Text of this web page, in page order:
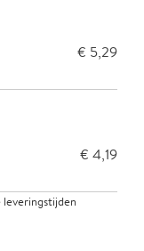
€ 5,29
€ 4,19